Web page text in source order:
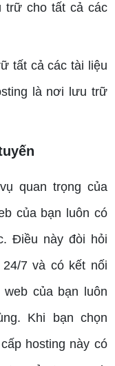
trữ cho tất cả các
tất cả các tài liệu
là nơi lưu trữ
trọng của
của bạn luôn có
Điều này đòi hỏi
7 và có kết nối
của bạn luôn
Khi bạn chọn
hosting này có